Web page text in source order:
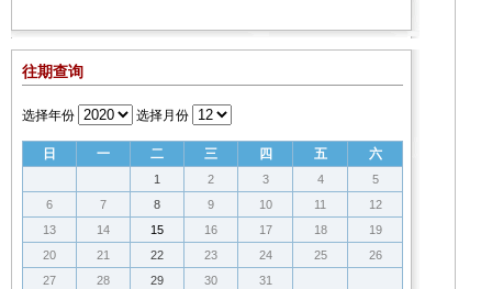
往期查询
选择年份 选择月份
日 一 二 三 四 五 六
1 2 3 4
5
6
7 8 9 10 11
12
13
14 15 16 17 18
19
20
21 22 23 24 25
26
27
28 29 30 31